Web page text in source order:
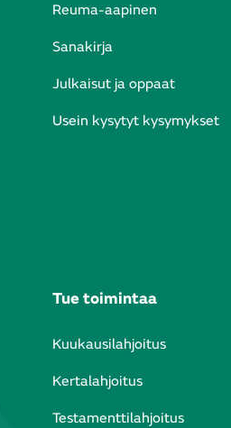
Reuma-aapinen
Sanakirja
Julkaisut ja oppaat
Usein kysytyt kysymykset
Tue toimintaa
Kuukausilahjoitus
Kertalahjoitus
Testamenttilahjoitus